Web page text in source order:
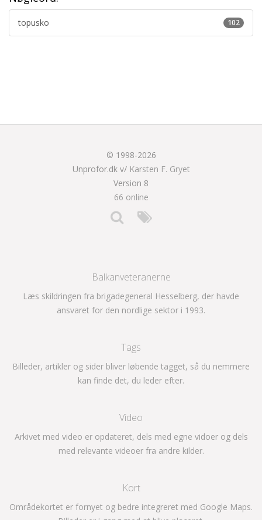
102
topusko
© 1998-2026
Unprofor.dk v/ Karsten F. Gryet
Version 8
66 online
Balkanveteranerne
Læs skildringen fra brigadegeneral Hesselberg, der havde
ansvaret for den nordlige sektor i 1993.
Tags
Billeder, artikler og sider bliver løbende tagget, så du nemmere
kan finde det, du leder efter.
Video
Arkivet med video er opdateret, dels med egne vidoer og dels
med relevante videoer fra andre kilder.
Kort
Områdekortet er fornyet og bedre integreret med Google Maps.